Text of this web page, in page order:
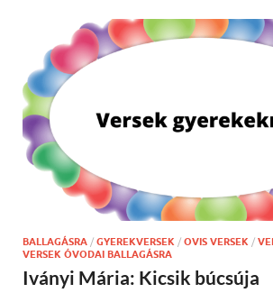
BALLAGÁSRA / GYEREKVERSEK / OVIS VERSEK /
VERSEK ÓVODAI BALLAGÁSRA
Iványi Mária: Kicsik búcsúja